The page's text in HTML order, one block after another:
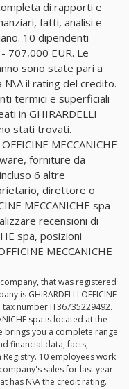
di rapporti e
fatti, analisi e
10 dipendenti
707,000 EUR. Le
sono state pari a
N\A il rating del credito.
termici e superficiali
in GHIRARDELLI
stati trovati.
MECCANICHE
forniture da
6 altre
direttore o
MECCANICHE spa
recensioni di
spa, posizioni
MECCANICHE
that was registered
is GHIRARDELLI OFFICINE
tax number IT36735229492.
spa is located at the
brings you a complete range
financial data, facts,
10 employees work
sales for last year
has N\A the credit rating.